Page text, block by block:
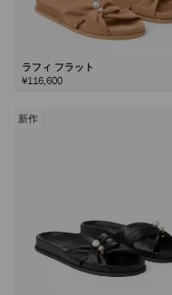
ラフィ フラット
¥116,600
新作